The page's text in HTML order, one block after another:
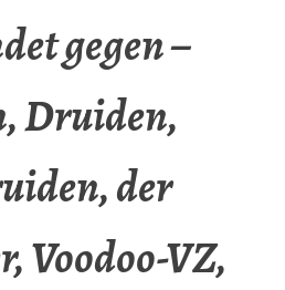
gegen –
Druiden,
der
Voodoo-VZ,